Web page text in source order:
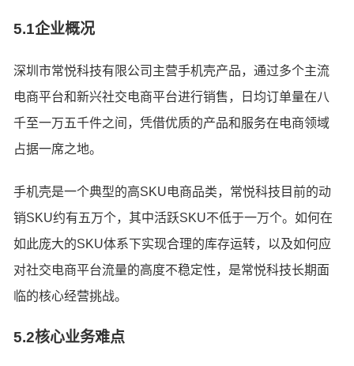
5.1企业概况
深圳市常悦科技有限公司主营手机壳产品，通过多个主流
电商平台和新兴社交电商平台进行销售，日均订单量在八
千至一万五千件之间，凭借优质的产品和服务在电商领域
占据一席之地。
手机壳是一个典型的高SKU电商品类，常悦科技目前的动
销SKU约有五万个，其中活跃SKU不低于一万个。如何在
如此庞大的SKU体系下实现合理的库存运转，以及如何应
对社交电商平台流量的高度不稳定性，是常悦科技长期面
临的核心经营挑战。
5.2核心业务难点